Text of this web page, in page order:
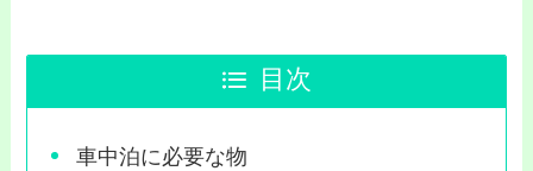
目次
車中泊に必要な物